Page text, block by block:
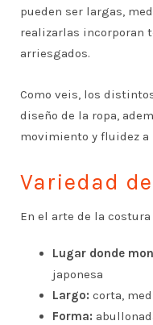
pueden ser largas,
realizarlas incorporan
arriesgados.
Como veis, los
diseño de la ropa,
movimiento y fluidez
Variedad
En el arte de la
Lugar donde
japonesa
Largo: corta,
Forma: